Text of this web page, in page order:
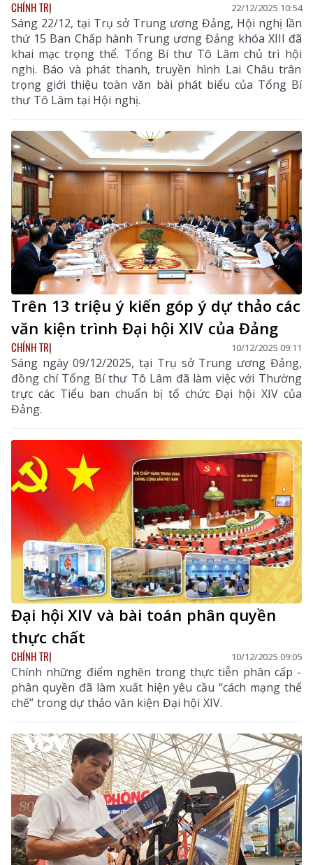
CHÍNH TRỊ 22/12/2025 10:54
Sáng 22/12, tại Trụ sở Trung ương Đảng, Hội nghị lần
thứ 15 Ban Chấp hành Trung ương Đảng khóa XIII đã
khai mạc trọng thể. Tổng Bí thư Tô Lâm chủ trì hội
nghị. Báo và phát thanh, truyền hình Lai Châu trân
trọng giới thiệu toàn văn bài phát biểu của Tổng Bí
thư Tô Lâm tại Hội nghị.
Trên 13 triệu ý kiến góp ý dự thảo các
văn kiện trình Đại hội XIV của Đảng
CHÍNH TRỊ 10/12/2025 09:11
Sáng ngày 09/12/2025, tại Trụ sở Trung ương Đảng,
đồng chí Tổng Bí thư Tô Lâm đã làm việc với Thường
trực các Tiểu ban chuẩn bị tổ chức Đại hội XIV của
Đảng.
Đại hội XIV và bài toán phân quyền
thực chất
CHÍNH TRỊ 10/12/2025 09:05
Chính những điểm nghẽn trong thực tiễn phân cấp -
phân quyền đã làm xuất hiện yêu cầu “cách mạng thể
chế” trong dự thảo văn kiện Đại hội XIV.